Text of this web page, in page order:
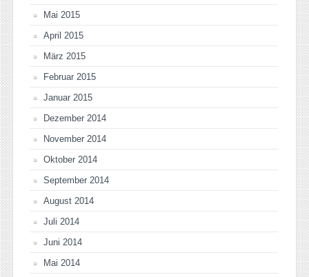
Mai 2015
April 2015
März 2015
Februar 2015
Januar 2015
Dezember 2014
November 2014
Oktober 2014
September 2014
August 2014
Juli 2014
Juni 2014
Mai 2014